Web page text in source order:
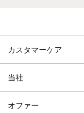
カスタマーケア
当社
オファー